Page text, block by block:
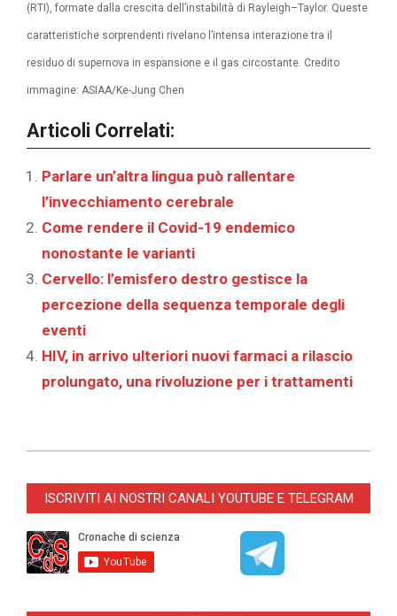
(RTI), formate dalla crescita dell’instabilità di Rayleigh–Taylor. Queste
caratteristiche sorprendenti rivelano l’intensa interazione tra il
residuo di supernova in espansione e il gas circostante. Credito
immagine: ASIAA/Ke-Jung Chen
Articoli Correlati:
Parlare un’altra lingua può rallentare
l’invecchiamento cerebrale
Come rendere il Covid-19 endemico
nonostante le varianti
Cervello: l’emisfero destro gestisce la
percezione della sequenza temporale degli
eventi
HIV, in arrivo ulteriori nuovi farmaci a rilascio
prolungato, una rivoluzione per i trattamenti
07-
ISCRIVITI AI NOSTRI CANALI YOUTUBE E TELEGRAM